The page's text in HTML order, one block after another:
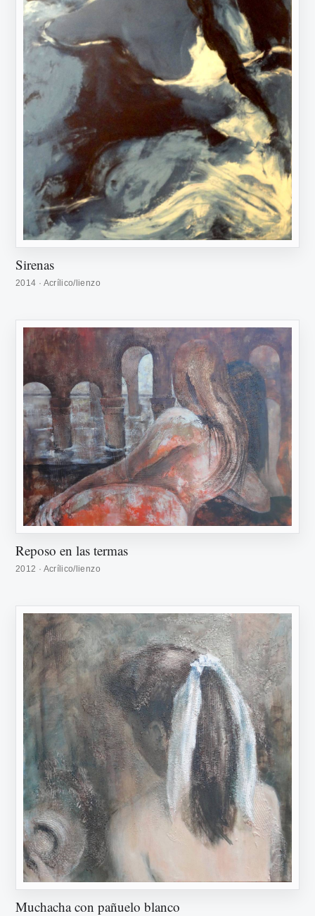
Sirenas
2014 · Acrílico/lienzo
Reposo en las termas
2012 · Acrílico/lienzo
Muchacha con pañuelo blanco